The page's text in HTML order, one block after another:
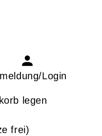
Login
legen
frei)